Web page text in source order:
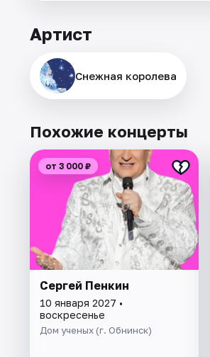
Артист
Снежная королева
Похожие концерты
от 3 000 ₽
Сергей Пенкин
10 января 2027 •
воскресенье
Дом ученых (г. Обнинск)